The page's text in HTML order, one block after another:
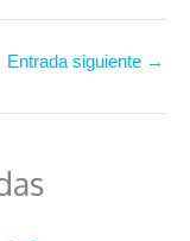
Entrada siguiente →